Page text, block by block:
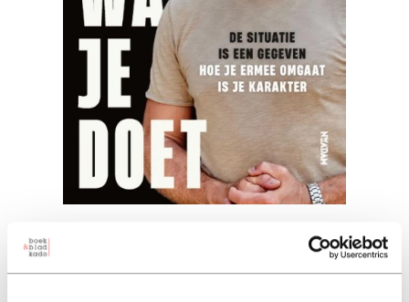
Je bent wat je doet
ray klaassens (auteur)